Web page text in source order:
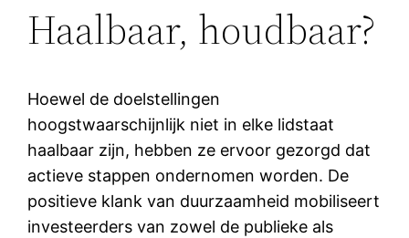
Haalbaar, houdbaar?
Hoewel de doelstellingen
hoogstwaarschijnlijk niet in elke lidstaat
haalbaar zijn, hebben ze ervoor gezorgd dat
actieve stappen ondernomen worden. De
positieve klank van duurzaamheid mobiliseert
investeerders van zowel de publieke als